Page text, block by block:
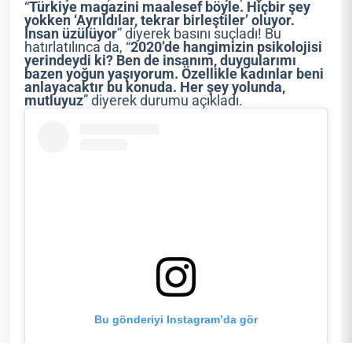
“Türkiye magazini maalesef böyle. Hiçbir şey
yokken ‘Ayrıldılar, tekrar birleştiler’ oluyor.
İnsan üzülüyor” diyerek basını suçladı! Bu
hatırlatılınca da, “2020’de hangimizin psikolojisi
yerindeydi ki? Ben de insanım, duygularımı
bazen yoğun yaşıyorum. Özellikle kadınlar beni
anlayacaktır bu konuda. Her şey yolunda,
mutluyuz” diyerek durumu açıkladı.
Bu gönderiyi Instagram’da gör